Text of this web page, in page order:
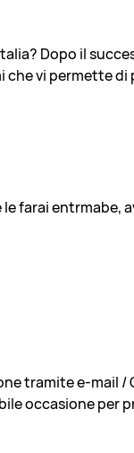
Dopo il
che vi permette
farai
tramite e-mail /
occasione per